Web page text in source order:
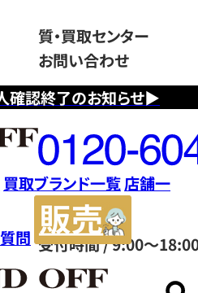
確認終了のお知らせ▶
質・買取センター
お問い合わせ
フ
リ
ー
ダ
イ
ヤ
ル
0120604117
受付時間 / 9:00～
買取ブランド一覧店舗一
問
サ